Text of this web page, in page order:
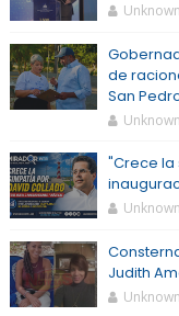
Unknown
de
San
Unknown
"Crece la
Unknown
Judith
Unknown